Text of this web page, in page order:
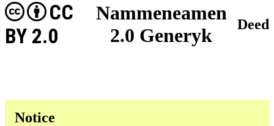
Nammeneamen
2.0 Generyk
CC
BY 2.0
Deed
Notice